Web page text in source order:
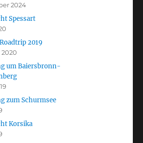
2024
Spessart
2019
2020
um Baiersbronn-
zum Schurmsee
Korsika